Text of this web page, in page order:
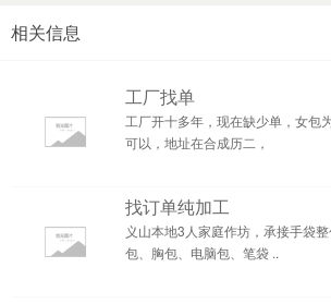
相关信息
工厂找单
工厂开十多年，现在缺少单，女包
可以，地址在合成历二，
找订单纯加工
义山本地3人家庭作坊，承接手袋
包、胸包、电脑包、笔袋 ..